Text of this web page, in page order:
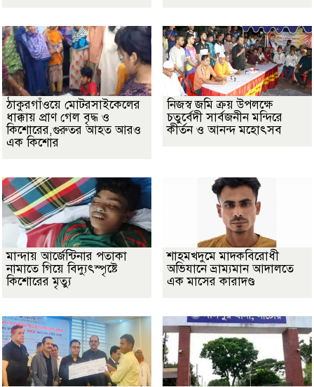
ঠাকুরগাঁওয়ে মোটরসাইকেলের
ধাক্কায় প্রাণ গেল বৃদ্ধ ও
কিশোরের,গুরুতর আহত আরও
এক কিশোর
নিজস্ব জমি ক্রয় উপলক্ষে
চতুর্বেদী সার্বজনীন মন্দিরে
কীর্তন ও আনন্দ মহোৎসব
মান্দায় আর্জেন্টিনার পতাকা
নামাতে গিয়ে বিদ্যুৎস্পৃষ্টে
কিশোরের মৃত্যু
শাহমখদুমে মাদকবিরোধী
অভিযানে ভ্রাম্যমান আদালতে
এক মাসের কারাদণ্ড